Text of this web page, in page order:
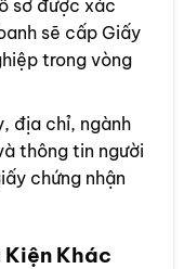
sơ được xác
sẽ cấp Giấy
trong vòng
địa chỉ, ngành
thông tin người
chứng nhận
Khác